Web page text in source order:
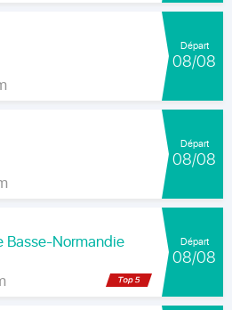
Départ
08/08
Départ
08/08
Basse-Normandie Départ
08/08